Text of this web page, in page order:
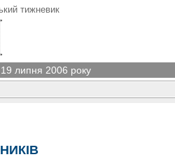
тижневик
липня 2006 року